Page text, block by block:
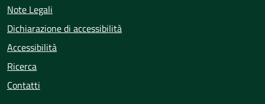
Note Legali
Dichiarazione di accessibilità
Accessibilità
Ricerca
Contatti